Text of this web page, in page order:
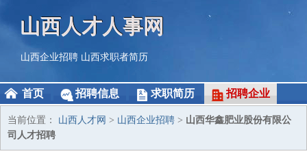
山西人才人事网
山西企业招聘 山西求职者简历
首页 招聘信息 求职简历 招聘企业
当前位置： 山西人才网 > 山西企业招聘 > 山西华鑫肥业股份有限公
司人才招聘